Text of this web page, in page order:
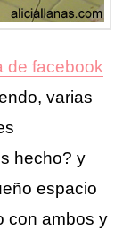
de facebook
varias
hecho? y
espacio
con ambos y